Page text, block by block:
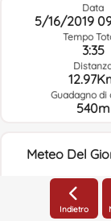
Data
5/16/2019
Tempo
3:35
Guadagno di
540m
Meteo Del
Indietro